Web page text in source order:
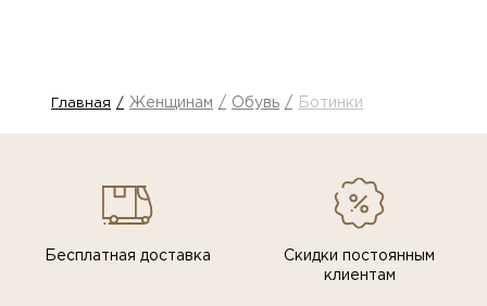
Главная Женщинам Обувь Ботинки
Бесплатная доставка
Скидки постоянным
клиентам